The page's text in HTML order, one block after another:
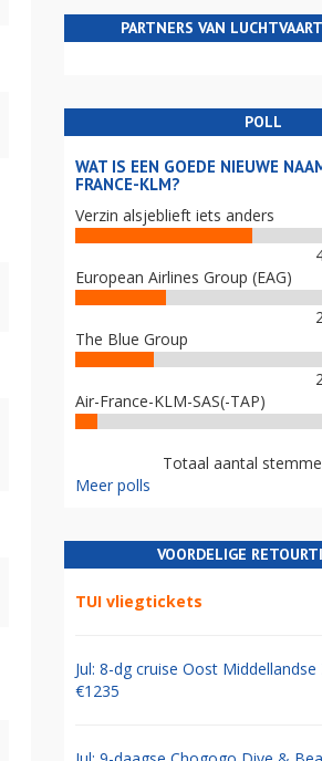
PARTNERS VAN
POLL
WAT IS EEN GOEDE NIEUWE
FRANCE-KLM?
Verzin alsjeblieft iets anders
European Airlines Group (EAG)
The Blue Group
Air-France-KLM-SAS(-TAP)
Totaal aantal
Meer polls
VOORDELIGE
TUI vliegtickets
Jul: 8-dg cruise Oost Middellandse
€1235